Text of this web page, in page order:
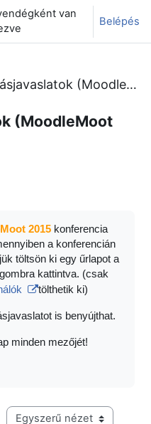
van
Belépés
Előadásjavaslatok (MoodleMoot 2015)
(MoodleMoot
Moot 2015konferencia
a konferencián
töltsön ki egy űrlapot a
kattintva. (csak
tölthetik ki)
is benyújthat.
minden mezőjét!